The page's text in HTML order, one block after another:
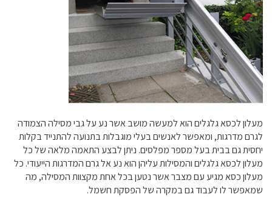
מעלון לכסא גלגלים הוא למעשה מושב אשר נע על גבי מסילה הצמודה
לגרם מדרגות, ומאפשר לאנשים בעלי מוגבלות בתנועה להתנייד בקלות
יחסית גם בבית בעל מספר מפלסים. ניתן לבצע התאמה מלאה של כל
מעלון לכסא גלגלים והמסילות עליהן הוא נע אל גרם המדרגות הייעודי. כל
מעלון כסא מגיע עם מצבר אשר נטען בכל אחת מקצוות המסילה, מה
שמאפשר לו לעבוד גם במקרה של הפסקת חשמל.